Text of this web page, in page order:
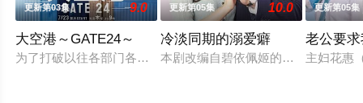
更新第03集 9.0
大空港～GATE24～
为了打破以往各部门各自为政的死板规矩，内阁官房直属成立
更新第05集 10.0
冷淡同期的溺爱癖
本剧改编自碧依佩姬的同名漫画，是
更新第05集
老公要
主妇花惠